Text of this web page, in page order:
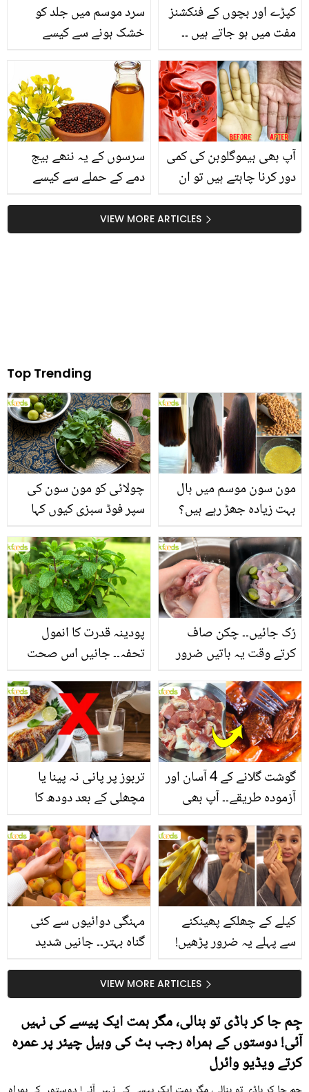
سرد موسم میں جلد کو
خشک ہونے سے کیسے
بچائیں؟ جانیئے جلد کو نرم
و ملائم خوبصورتی کو
برقرار رکھنے کے گھریلو
طریقے
کپڑے اور بچوں کے فنکشنز
مفت میں ہو جاتے ہیں ۔۔
اداکارہ مومنہ اقبال نے
شوبز انڈسٹری میں ہونے
والی شادیوں کے بارے میں
کیا کہا؟ جانیں
سرسوں کے یہ ننھے بیج
دمے کے حملے سے کیسے
بچاتے ہیں؟ سرسوں کا تیل
اپنے کھانوں کا حصہ بنائیے
آپ بھی ہیموگلوبن کی کمی
دور کرنا چاہتے ہیں تو ان
ٹپس کو آزمائیں جو جلد ہی
خون کی کمی کو دور
کریں۔۔
VIEW MORE ARTICLES
Top Trending
چولائی کو مون سون کی
سپر فوڈ سبزی کیوں کہا
جاتا ہے؟ جانیں وٹامنز،
منرلز اور اینٹی آکسیڈنٹس
سے بھرپور اس سبزی کے
فائدے
مون سون موسم میں بال
بہت زیادہ جھڑ رہے ہیں؟
جانیں بالوں کو مضبوط
بنانے کے چند قدرتی طریقے
پودینہ قدرت کا انمول
تحفہ۔۔ جانیں اس صحت
بخش پتوں کے 10 حیرت
انگیز طبی فوائد
رُک جائیں۔۔ چکن صاف
کرتے وقت یہ باتیں ضرور
یاد رکھیں
تربوز پر پانی نہ پینا یا
مچھلی کے بعد دودھ کا
استعمال۔۔ جانیں کھانوں
سے متعلق غلط فہمیوں کی
حقیقت کیا ہے اور افواہ
کیا؟
گوشت گلانے کے 4 آسان اور
آزمودہ طریقے۔۔ آپ بھی
جانیں انٹرنیشنل شیف کے
بتائے راز
مہنگی دوائیوں سے کئی
گناہ بہتر۔۔ جانیں شدید
گرمی کے موسم میں آڑو
کیوں کھانا چاہیے؟
کیلے کے چھلکے پھینکنے
سے پہلے یہ ضرور پڑھیں!
جلد کے 3 بڑے مسائل کا
سستا اور قدرتی حلVIEW MORE ARTICLES
جِم جا کر باڈی تو بنالی، مگر ہمت ایک پیسے کی نہیں
آئی! دوستوں کے ہمراہ رجب بٹ کی وہیل چیئر پر عمرہ
کرتے ویڈیو وائرل